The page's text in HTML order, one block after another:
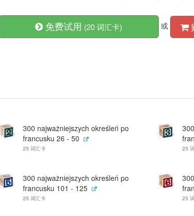
免费试用 (20 词汇卡) 或
300 najważniejszych określeń po
francusku 26 - 50
25 词汇卡 25
300 najważniejszych określeń po
francusku 101 - 125
25 词汇卡 25